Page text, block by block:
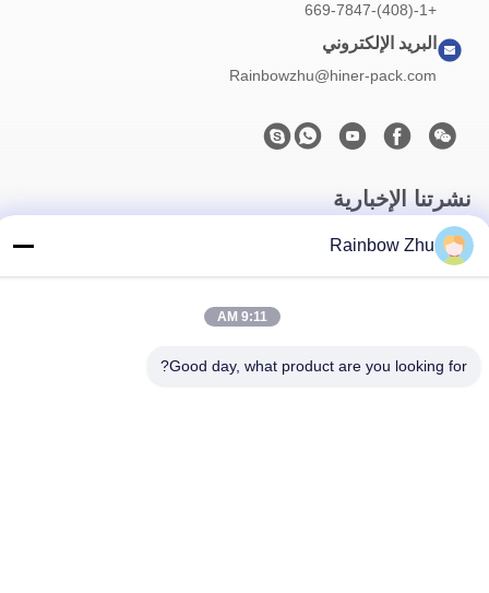
+1-(408)-669-7847
البريد الإلكتروني
Rainbowzhu@hiner-pack.com
نشرتنا الإخبارية
اشترك في نشرتنا الإخبارية للحصول على خصومات وأكثر.
Rainbow Zhu
9:11 AM
Good day, what product are you looking for?